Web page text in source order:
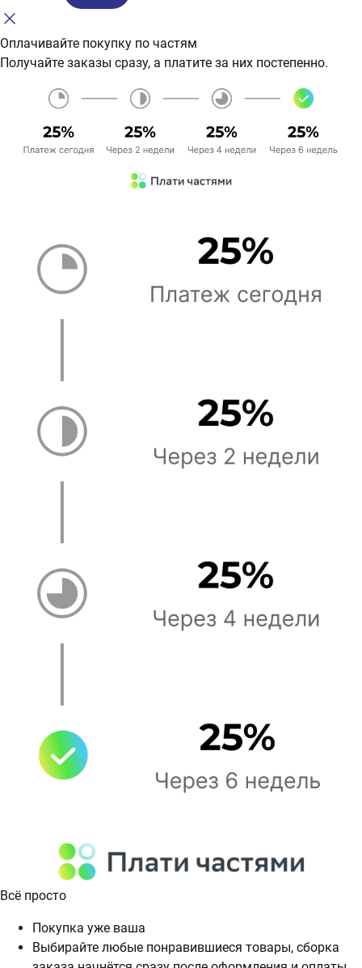
Оплачивайте покупку по частям
Получайте заказы сразу, а платите за них постепенно.
Всё просто
Покупка уже ваша
Выбирайте любые понравившиеся товары, сборка